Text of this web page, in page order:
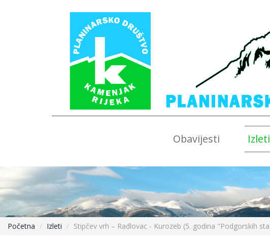
Obavijesti Izleti
Početna Izleti Stipčev vrh – Radlovac - Kurozeb (5. godina "Podgorskih